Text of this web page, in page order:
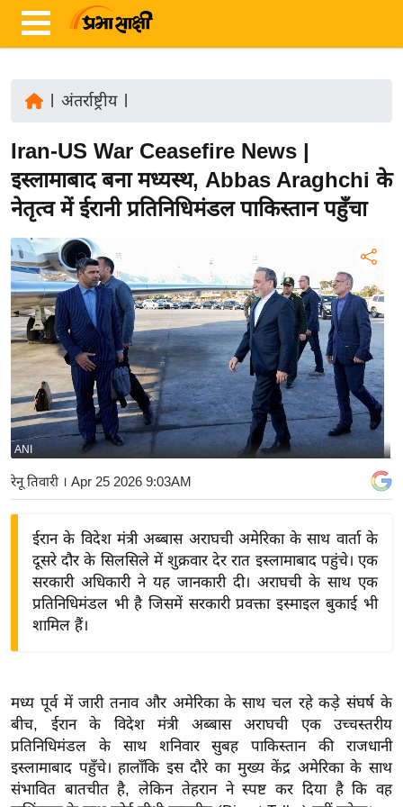
ज़ा
ख
ब
र
रा
ष्ट्री
य
अं
त
र्रा
ष्ट्री
य
बि
ज़
ने
द्यो
वि
शे
ष
ज्ञ
रा
अंतर्राष्ट्रीय|
Iran-US War Ceasefire News |
इस्लामाबाद बना मध्यस्थ, Abbas Araghchi के
नेतृत्व में ईरानी प्रतिनिधिमंडल पाकिस्तान पहुँचा
ANI
रेनू तिवारी । Apr 25 2026 9:03AM
ईरान के विदेश मंत्री अब्बास अराघची अमेरिका के साथ वार्ता के
दूसरे दौर के सिलसिले में शुक्रवार देर रात इस्लामाबाद पहुंचे। एक
सरकारी अधिकारी ने यह जानकारी दी। अराघची के साथ एक
प्रतिनिधिमंडल भी है जिसमें सरकारी प्रवक्ता इस्माइल बुकाई भी
शामिल हैं।
मध्य पूर्व में जारी तनाव और अमेरिका के साथ चल रहे कड़े संघर्ष के
बीच, ईरान के विदेश मंत्री अब्बास अराघची एक उच्चस्तरीय
प्रतिनिधिमंडल के साथ शनिवार सुबह पाकिस्तान की राजधानी
इस्लामाबाद पहुँचे। हालाँकि इस दौरे का मुख्य केंद्र अमेरिका के साथ
संभावित बातचीत है, लेकिन तेहरान ने स्पष्ट कर दिया है कि वह